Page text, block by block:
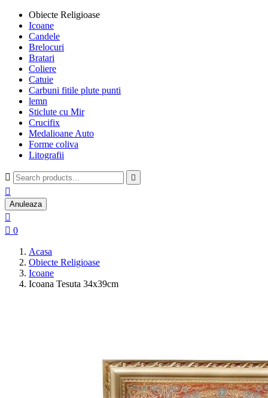
Obiecte Religioase
Icoane
Candele
Brelocuri
Bratari
Coliere
Catuie
Carbuni fitile plute punti
lemn
Sticlute cu Mir
Crucifix
Medalioane Auto
Forme coliva
Litografii
 

Anuleaza

 0
Acasa
Obiecte Religioase
Icoane
Icoana Tesuta 34x39cm